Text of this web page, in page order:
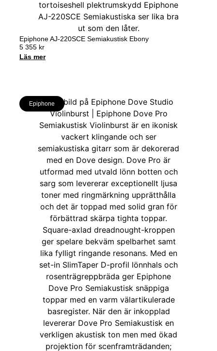
Epiphone AJ-220SCE Semiakustisk Ebony
5 355 kr
Läs mer
Epiphone